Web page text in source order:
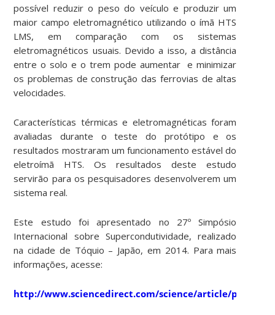
possível reduzir o peso do veículo e produzir um
maior campo eletromagnético utilizando o ímã HTS
LMS, em comparação com os sistemas
eletromagnéticos usuais. Devido a isso, a distância
entre o solo e o trem pode aumentar e minimizar
os problemas de construção das ferrovias de altas
velocidades.
Características térmicas e eletromagnéticas foram
avaliadas durante o teste do protótipo e os
resultados mostraram um funcionamento estável do
eletroímã HTS. Os resultados deste estudo
servirão para os pesquisadores desenvolverem um
sistema real.
Este estudo foi apresentado no 27º Simpósio
Internacional sobre Supercondutividade, realizado
na cidade de Tóquio – Japão, em 2014. Para mais
informações, acesse:
http://www.sciencedirect.com/science/article/pii/